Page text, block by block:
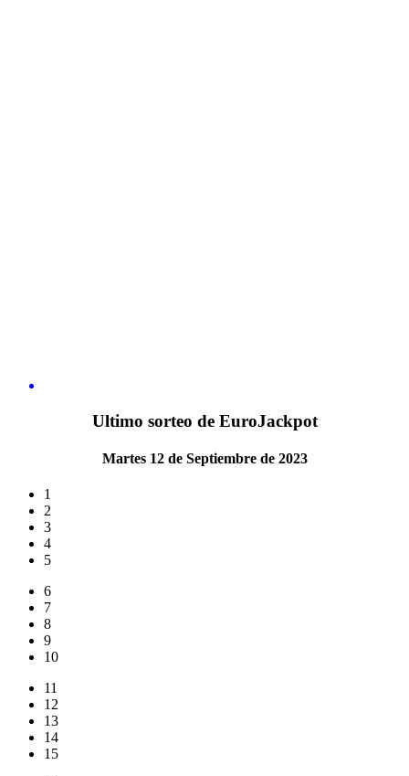
Ultimo sorteo de EuroJackpot
Martes 12 de Septiembre de 2023
1
2
3
4
5
6
7
8
9
10
11
12
13
14
15